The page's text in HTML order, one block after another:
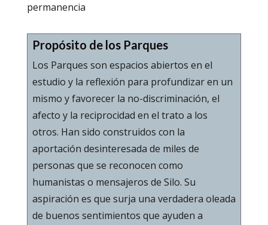
permanencia
Propósito de los Parques
Los Parques son espacios abiertos en el
estudio y la reflexión para profundizar en un
mismo y favorecer la no-discriminación, el
afecto y la reciprocidad en el trato a los
otros. Han sido construidos con la
aportación desinteresada de miles de
personas que se reconocen como
humanistas o mensajeros de Silo. Su
aspiración es que surja una verdadera oleada
de buenos sentimientos que ayuden a